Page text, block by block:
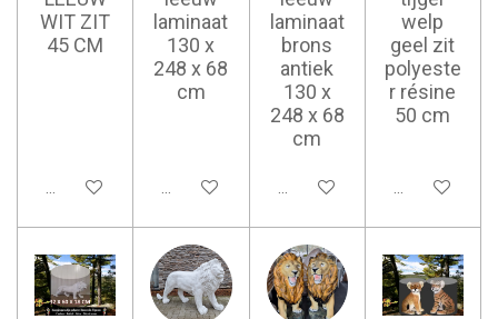
WIT ZIT
45 CM
Ajouter au panier
laminaat
130 x
248 x 68
cm
Ajouter au panier
laminaat
brons
antiek
130 x
248 x 68
cm
Ajouter au panier
welp
geel zit
polyeste
r résine
50 cm
Ajouter au